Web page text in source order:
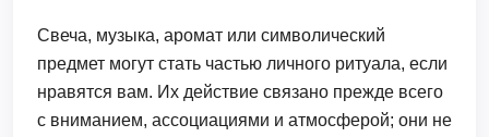
Свеча, музыка, аромат или символический
предмет могут стать частью личного ритуала, если
нравятся вам. Их действие связано прежде всего
с вниманием, ассоциациями и атмосферой; они не